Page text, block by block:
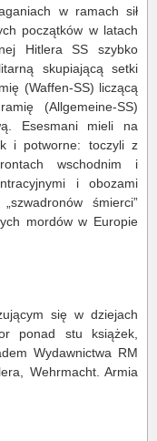
w ramach sił
początków w latach
Hitlera SS szybko
skupiającą setki
(Waffen-SS) liczącą
(Allgemeine-SS)
Esesmani mieli na
i potworne: toczyli z
wschodnim i
i obozami
śmierci”
mordów w Europie
się w dziejach
ponad stu książek,
Wydawnictwa RM
Wehrmacht. Armia